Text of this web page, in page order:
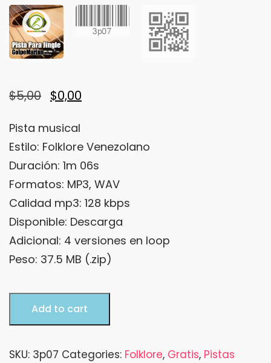
$5,00 Original
was:
$5,00.
$0,00
$0,00.
Pista musical
Estilo: Folklore Venezolano
Duración: 1m 06s
Formatos: MP3, WAV
Calidad mp3: 128 kbps
Disponible: Descarga
Adicional: 4 versiones en loop
Peso: 37.5 MB (.zip)
Add to cart
SKU: 3p07 Categories: Folklore, Gratis, Pistas